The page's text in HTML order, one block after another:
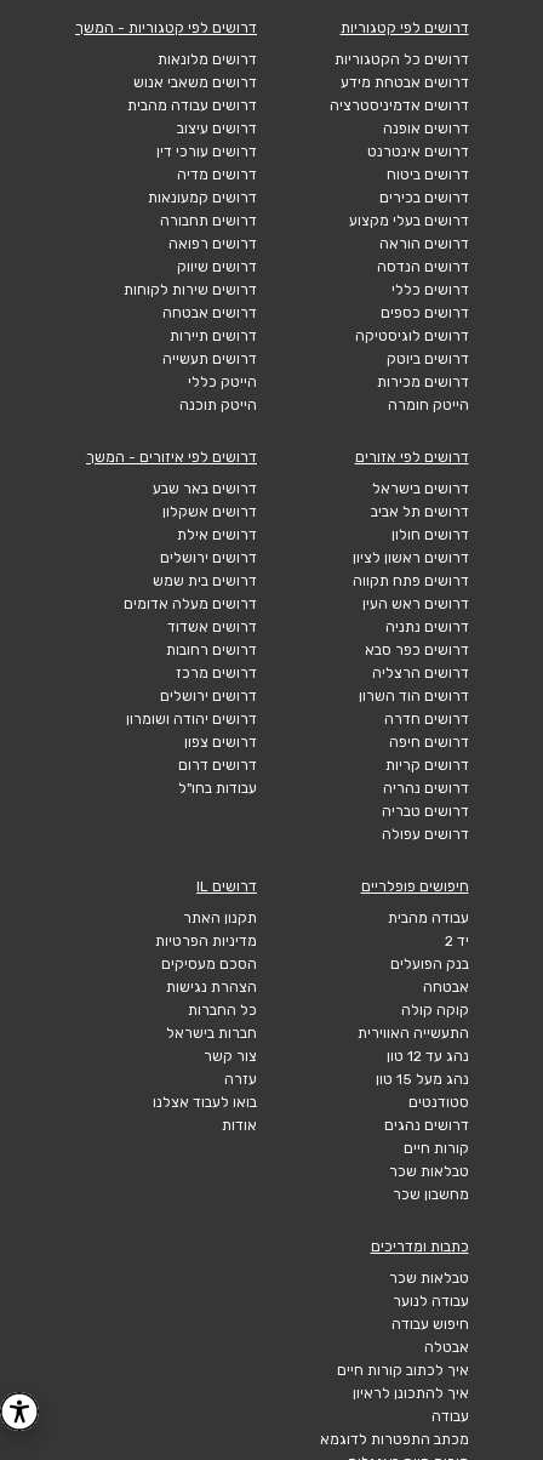
דרושים לפי קטגוריות
דרושים כל הקטגוריות
דרושים אבטחת מידע
דרושים אדמיניסטרציה
דרושים אופנה
דרושים אינטרנט
דרושים ביטוח
דרושים בכירים
דרושים בעלי מקצוע
דרושים הוראה
דרושים הנדסה
דרושים כללי
דרושים כספים
דרושים לוגיסטיקה
דרושים ביוטק
דרושים מכירות
הייטק חומרה
דרושים לפי קטגוריות - המשך
דרושים מלונאות
דרושים משאבי אנוש
דרושים עבודה מהבית
דרושים עיצוב
דרושים עורכי דין
דרושים מדיה
דרושים קמעונאות
דרושים תחבורה
דרושים רפואה
דרושים שיווק
דרושים שירות לקוחות
דרושים אבטחה
דרושים תיירות
דרושים תעשייה
הייטק כללי
הייטק תוכנה
דרושים לפי אזורים
דרושים בישראל
דרושים תל אביב
דרושים חולון
דרושים ראשון לציון
דרושים פתח תקווה
דרושים ראש העין
דרושים נתניה
דרושים כפר סבא
דרושים הרצליה
דרושים הוד השרון
דרושים חדרה
דרושים חיפה
דרושים קריות
דרושים נהריה
דרושים טבריה
דרושים עפולה
דרושים לפי איזורים - המשך
דרושים באר שבע
דרושים אשקלון
דרושים אילת
דרושים ירושלים
דרושים בית שמש
דרושים מעלה אדומים
דרושים אשדוד
דרושים רחובות
דרושים מרכז
דרושים ירושלים
דרושים יהודה ושומרון
דרושים צפון
דרושים דרום
עבודות בחו"ל
חיפושים פופלריים
עבודה מהבית
יד 2
בנק הפועלים
אבטחה
קוקה קולה
התעשייה האווירית
נהג עד 12 טון
נהג מעל 15 טון
סטודנטים
דרושים נהגים
קורות חיים
טבלאות שכר
מחשבון שכר
דרושים IL
תקנון האתר
מדיניות הפרטיות
הסכם מעסיקים
הצהרת נגישות
כל החברות
חברות בישראל
צור קשר
עזרה
בואו לעבוד אצלנו
אודות
כתבות ומדריכים
טבלאות שכר
עבודה לנוער
חיפוש עבודה
אבטלה
איך לכתוב קורות חיים
איך להתכונן לראיון
עבודה
מכתב התפטרות לדוגמא